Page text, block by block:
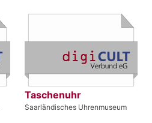
Taschenuhr
Saarländisches Uhrenmuseum